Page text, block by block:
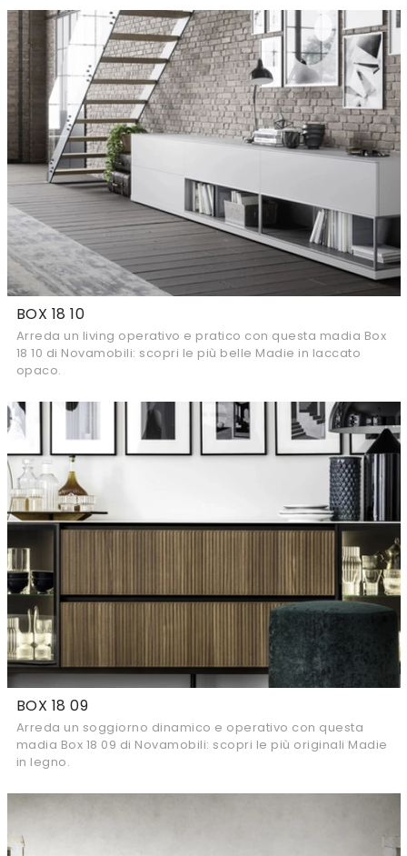
BOX 18 10
Arreda un living operativo e pratico con questa madia Box
18 10 di Novamobili: scopri le più belle Madie in laccato
opaco.
BOX 18 09
Arreda un soggiorno dinamico e operativo con questa
madia Box 18 09 di Novamobili: scopri le più originali Madie
in legno.